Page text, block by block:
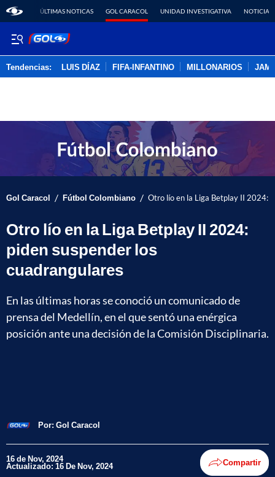
ÚLTIMAS NOTICAS GOL CARACOL UNIDAD INVESTIGATIVA NOTICIAS
Tendencias: LUIS DÍAZ FIFA-INFANTINO MILLONARIOS
Gol Caracol / Fútbol Colombiano / Otro lío en la Liga Betplay II 2024:
Otro lío en la Liga Betplay II 2024:
piden suspender los
cuadrangulares
En las últimas horas se conoció un comunicado de
prensa del Medellín, en el que sentó una enérgica
posición ante una decisión de la Comisión Disciplinaria.
Por: Gol Caracol
16 de Nov, 2024
Actualizado: 16 De Nov, 2024 Compartir